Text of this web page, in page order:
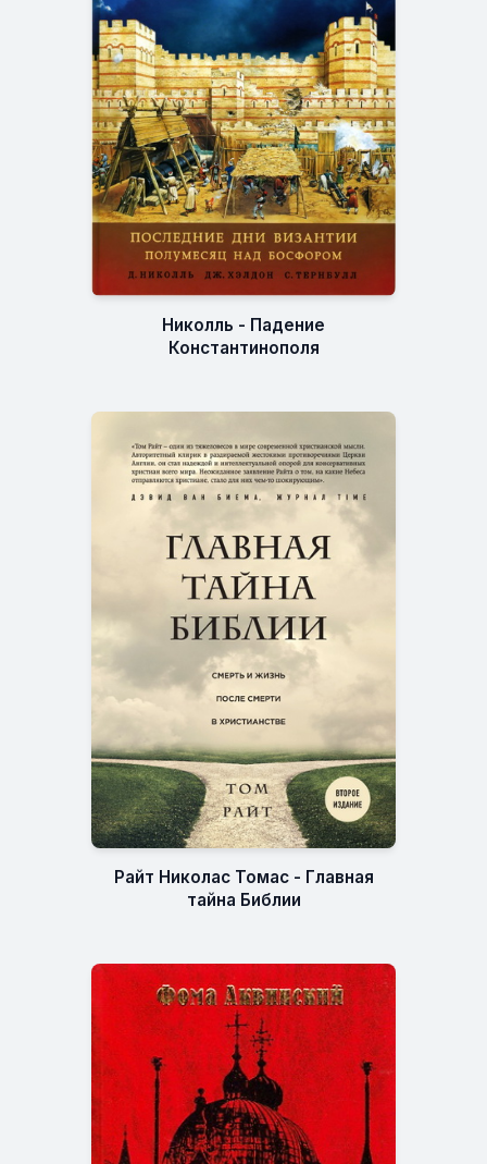
Николль - Падение
Константинополя
Райт Николас Томас - Главная
тайна Библии